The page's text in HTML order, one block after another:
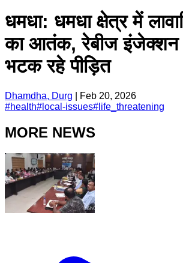
धमधा: धमधा क्षेत्र में
का आतंक, रेबीज इंजेक्शन
भटक रहे पीड़ित
Dhamdha, Durg
Feb 20, 2026
#health# local-issues# life_threatening
MORE NEWS